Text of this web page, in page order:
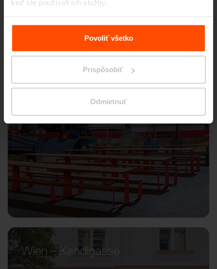
keď ste používali ich služby.
Viac informácií nájdete na stránkeZásady zpracování
Povoliť všetko
Prispôsobiť
Odmietnuť
Wien – Kandlgasse